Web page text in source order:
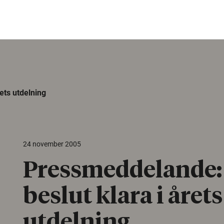
utdelning
24 november 2005
beslut klara i årets